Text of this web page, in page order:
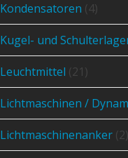
Kondensatoren (4)
Kugel- und
Leuchtmittel (21)
Lichtmaschinen /
Lichtmaschinenanker (2)